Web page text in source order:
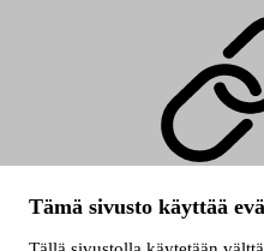
Tämä sivusto käyttää